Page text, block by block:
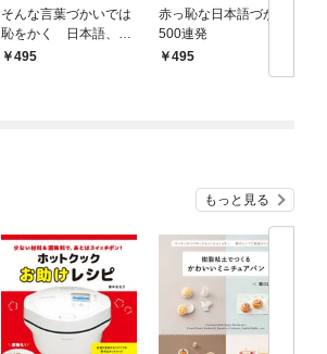
そんな言葉づかいでは
恥をかく 日本語、常
識知らずと言われない
495
赤っ恥な日本語づかい
500連発
495
もっと見る